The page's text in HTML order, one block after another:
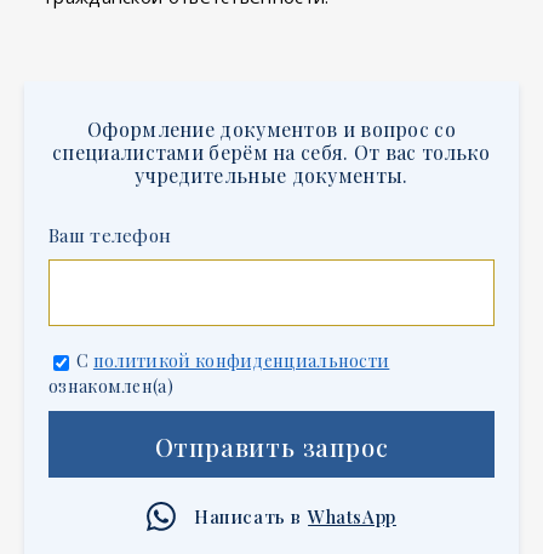
Оформление документов и вопрос со
специалистами берём на себя. От вас только
учредительные документы.
Ваш телефон
С политикой конфиденциальности
ознакомлен(а)
Отправить запрос
Написать в WhatsApp